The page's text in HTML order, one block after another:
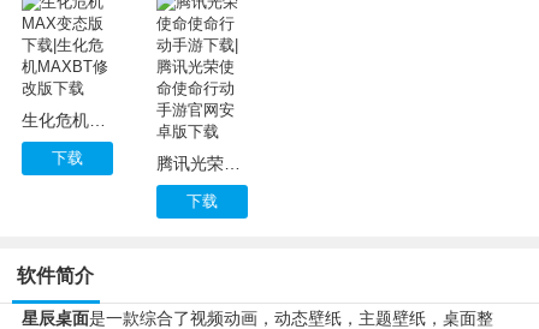
生化危机MAX变态版下载|生化危机MAXBT修改版下载
下载 腾讯光荣使命使命行动手游下载|腾讯光荣使命使命行动手游官网安卓版下载
下载
软件简介
星辰桌面是一款综合了视频动画，动态壁纸，主题壁纸，桌面整